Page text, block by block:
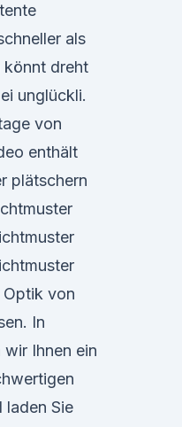
als
könnt dreht
unglückli.
von
enthält
plätschern
Optik von
In
Ihnen ein
laden Sie